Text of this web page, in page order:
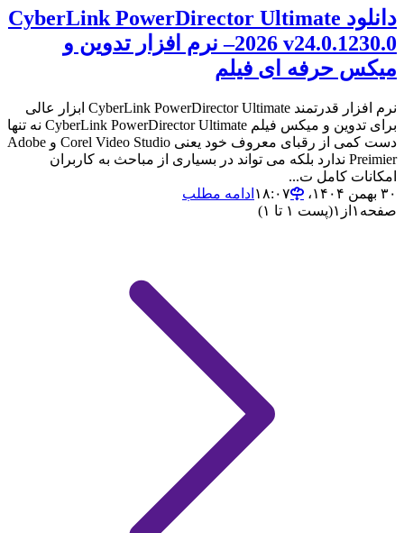
دانلود CyberLink PowerDirector Ultimate
2026 v24.0.1230.0– نرم افزار تدوین و
میکس حرفه ای فیلم
نرم افزار قدرتمند CyberLink PowerDirector Ultimate ابزار عالی
برای تدوین و میکس فیلم CyberLink PowerDirector Ultimate نه تنها
دست کمی از رقبای معروف خود یعنی Corel Video Studio و Adobe
Preimier ندارد بلکه می تواند در بسیاری از مباحث به کاربران
امکانات کامل ت...
۳۰ بهمن ۱۴۰۴،‏ ۱۸:۰۷
ادامه مطلب
صفحه ۱ از ۱(پست ۱ تا ۱)